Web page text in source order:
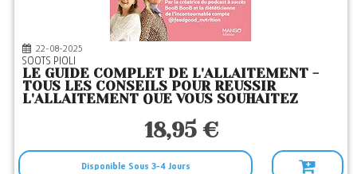
22-08-2025
SOOTS PIOLI
LE GUIDE COMPLET DE L'ALLAITEMENT -
TOUS LES CONSEILS POUR REUSSIR
L'ALLAITEMENT QUE VOUS SOUHAITEZ
18,95 €
Disponible Sous 3-4 Jours